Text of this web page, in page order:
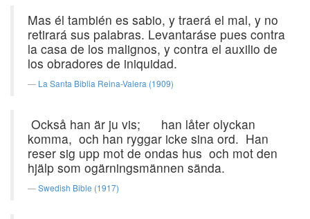
Mas él también es sabio, y traerá el mal, y no
retirará sus palabras. Levantaráse pues contra
la casa de los malignos, y contra el auxilio de
los obradores de iniquidad.
La Santa Biblia Reina-Valera (1909)
Också han är ju vis; han låter olyckan
komma, och han ryggar icke sina ord. Han
reser sig upp mot de ondas hus och mot den
hjälp som ogärningsmännen sända.
Swedish Bible (1917)